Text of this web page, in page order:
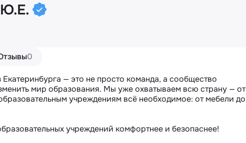
Ю.Е.
0
— это не просто команда, а сообщество
мир образования. Мы уже охватываем всю страну — от
учреждениям всё необходимое: от мебели до
учреждений комфортнее и безопаснее!